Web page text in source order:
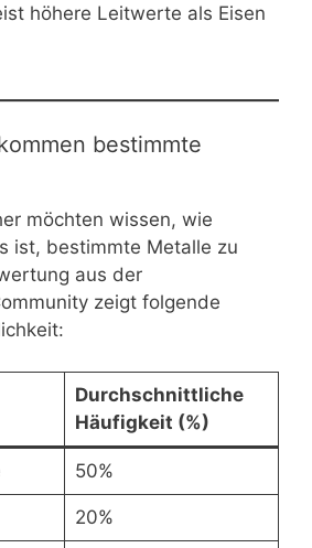
höhere Leitwerte als Eisen
bestimmte
möchten wissen, wie
ist, bestimmte Metalle zu
aus der
zeigt folgende
Durchschnittliche
Häufigkeit (%)
50%
20%